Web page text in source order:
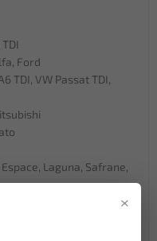
×
Ford
TDI, VW Passat TDI,
Laguna, Safrane,